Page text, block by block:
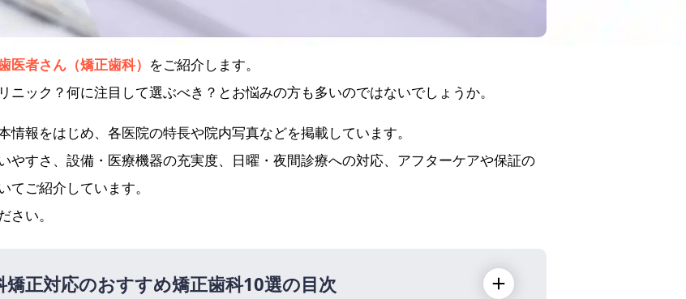
者さん（矯正歯科） をご紹介します。
ック？何に注目して選ぶべき？とお悩みの方も多いのではないでしょうか。
報をはじめ、各医院の特長や院内写真などを掲載しています。
やすさ、設備・医療機器の充実度、日曜・夜間診療への対応、アフターケアや保証の
てご紹介しています。
い。
矯正対応のおすすめ矯正歯科10選の目次